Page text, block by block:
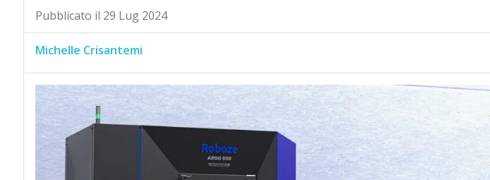
Pubblicato il 29 Lug 2024
Michelle Crisantemi